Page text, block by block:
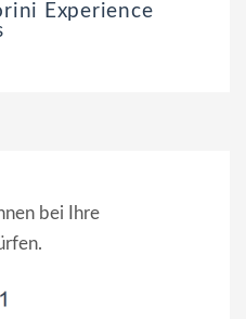
Experience
bei Ihre